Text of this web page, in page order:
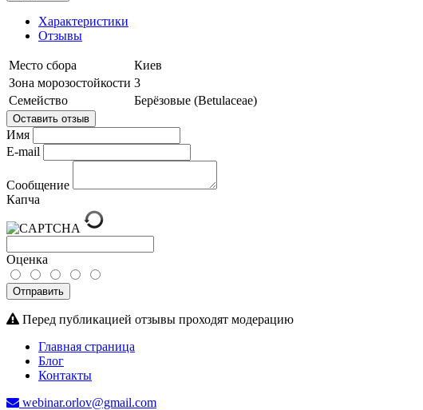
Характеристики
Отзывы
Место сбора
Киев
Зона морозостойкости 3
Семейство
Берёзовые (Betulaceae)
Оставить отзыв
Имя
E-mail
Сообщение
Капча
Оценка
Отправить
Перед публикацией отзывы проходят модерацию
Главная страница
Блог
Контакты
webinar.orlov@gmail.com